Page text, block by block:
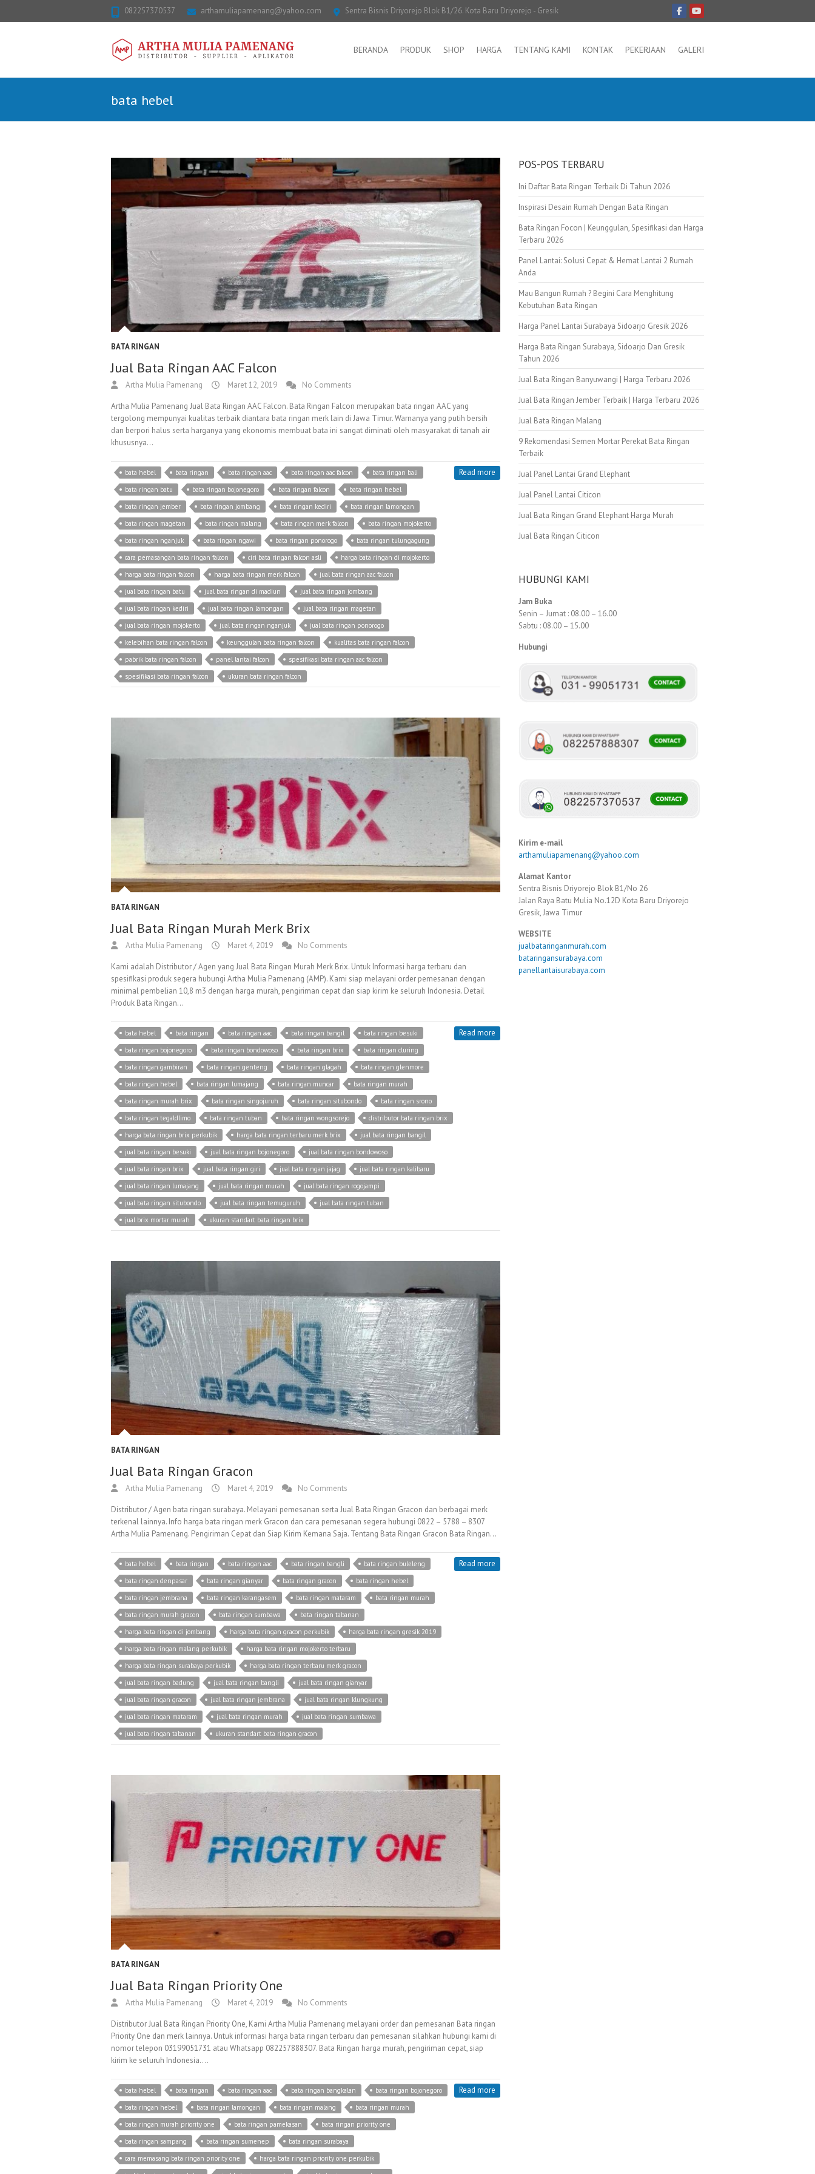
082257370537 arthamuliapamenang@yahoo.com Sentra Bisnis Driyorejo Blok B1/26. Kota Baru Driyorejo - Gresik
BERANDA PRODUK SHOP HARGA TENTANG KAMI KONTAK PEKERJAAN GALERI
bata hebel
BATA RINGAN
Jual Bata Ringan AAC Falcon
Artha Mulia Pamenang Maret 12, 2019 No Comments
Artha Mulia Pamenang Jual Bata Ringan AAC Falcon. Bata Ringan Falcon merupakan bata ringan AAC yang
tergolong mempunyai kualitas terbaik diantara bata ringan merk lain di Jawa Timur. Warnanya yang putih bersih
dan berpori halus serta harganya yang ekonomis membuat bata ini sangat diminati oleh masyarakat di tanah air
khususnya…
bata hebel bata ringan bata ringan aac bata ringan aac falcon
bata ringan bali
bata ringan batu
bata ringan bojonegoro bata ringan falcon
bata ringan hebel
bata ringan jember
bata ringan jombang bata ringan kediri
bata ringan lamongan
bata ringan magetan
bata ringan malang bata ringan merk falcon
bata ringan mojokerto
bata ringan nganjuk
bata ringan ngawi bata ringan ponorogo
bata ringan tulungagung
cara pemasangan bata ringan falcon
ciri bata ringan falcon asli
harga bata ringan di mojokerto
harga bata ringan falcon
harga bata ringan merk falcon
jual bata ringan aac falcon
jual bata ringan batu
jual bata ringan di madiun
jual bata ringan jombang
jual bata ringan kediri
jual bata ringan lamongan
jual bata ringan magetan
jual bata ringan mojokerto
jual bata ringan nganjuk
jual bata ringan ponorogo
kelebihan bata ringan falcon
keunggulan bata ringan falcon
kualitas bata ringan falcon
pabrik bata ringan falcon
panel lantai falcon
spesifikasi bata ringan aac falcon
spesifikasi bata ringan falcon
ukuran bata ringan falcon
Read more
BATA RINGAN
Jual Bata Ringan Murah Merk Brix
Artha Mulia Pamenang Maret 4, 2019 No Comments
Kami adalah Distributor / Agen yang Jual Bata Ringan Murah Merk Brix. Untuk Informasi harga terbaru dan
spesifikasi produk segera hubungi Artha Mulia Pamenang (AMP). Kami siap melayani order pemesanan dengan
minimal pembelian 10,8 m3 dengan harga murah, pengiriman cepat dan siap kirim ke seluruh Indonesia. Detail
Produk Bata Ringan…
bata hebel bata ringan bata ringan aac bata ringan bangil
bata ringan besuki
bata ringan bojonegoro
bata ringan bondowoso bata ringan brix
bata ringan cluring
bata ringan gambiran
bata ringan genteng bata ringan glagah
bata ringan glenmore
bata ringan hebel
bata ringan lumajang bata ringan muncar
bata ringan murah
bata ringan murah brix
bata ringan singojuruh bata ringan situbondo
bata ringan srono
bata ringan tegaldlimo
bata ringan tuban bata ringan wongsorejo
distributor bata ringan brix
harga bata ringan brix perkubik
harga bata ringan terbaru merk brix
jual bata ringan bangil
jual bata ringan besuki
jual bata ringan bojonegoro
jual bata ringan bondowoso
jual bata ringan brix
jual bata ringan giri jual bata ringan jajag
jual bata ringan kalibaru
jual bata ringan lumajang
jual bata ringan murah
jual bata ringan rogojampi
jual bata ringan situbondo
jual bata ringan temuguruh
jual bata ringan tuban
jual brix mortar murah
ukuran standart bata ringan brix
Read more
BATA RINGAN
Jual Bata Ringan Gracon
Artha Mulia Pamenang Maret 4, 2019 No Comments
Distributor / Agen bata ringan surabaya. Melayani pemesanan serta Jual Bata Ringan Gracon dan berbagai merk
terkenal lainnya. Info harga bata ringan merk Gracon dan cara pemesanan segera hubungi 0822 – 5788 – 8307
Artha Mulia Pamenang. Pengiriman Cepat dan Siap Kirim Kemana Saja. Tentang Bata Ringan Gracon Bata Ringan…
bata hebel bata ringan bata ringan aac bata ringan bangli
bata ringan buleleng
bata ringan denpasar
bata ringan gianyar bata ringan gracon
bata ringan hebel
bata ringan jembrana
bata ringan karangasem bata ringan mataram
bata ringan murah
bata ringan murah gracon
bata ringan sumbawa
bata ringan tabanan
harga bata ringan di jombang
harga bata ringan gracon perkubik
harga bata ringan gresik 2019
harga bata ringan malang perkubik
harga bata ringan mojokerto terbaru
harga bata ringan surabaya perkubik
harga bata ringan terbaru merk gracon
jual bata ringan badung
jual bata ringan bangli
jual bata ringan gianyar
jual bata ringan gracon
jual bata ringan jembrana
jual bata ringan klungkung
jual bata ringan mataram
jual bata ringan murah
jual bata ringan sumbawa
jual bata ringan tabanan
ukuran standart bata ringan gracon
Read more
BATA RINGAN
Jual Bata Ringan Priority One
Artha Mulia Pamenang Maret 4, 2019 No Comments
Distributor Jual Bata Ringan Priority One, Kami Artha Mulia Pamenang melayani order dan pemesanan Bata ringan
Priority One dan merk lainnya. Untuk informasi harga bata ringan terbaru dan pemesanan silahkan hubungi kami di
nomor telepon 03199051731 atau Whatsapp 082257888307. Bata Ringan harga murah, pengiriman cepat, siap
kirim ke seluruh Indonesia.…
bata hebel bata ringan bata ringan aac bata ringan bangkalan
bata ringan bojonegoro
bata ringan hebel
bata ringan lamongan bata ringan malang
bata ringan murah
bata ringan murah priority one
bata ringan pamekasan
bata ringan priority one
bata ringan sampang
bata ringan sumenep
bata ringan surabaya
cara memasang bata ringan priority one
harga bata ringan priority one perkubik
Read more
POS-POS TERBARU
Ini Daftar Bata Ringan Terbaik Di Tahun 2026
Inspirasi Desain Rumah Dengan Bata Ringan
Bata Ringan Focon | Keunggulan, Spesifikasi dan Harga
Terbaru 2026
Panel Lantai: Solusi Cepat & Hemat Lantai 2 Rumah
Anda
Mau Bangun Rumah ? Begini Cara Menghitung
Kebutuhan Bata Ringan
Harga Panel Lantai Surabaya Sidoarjo Gresik 2026
Harga Bata Ringan Surabaya, Sidoarjo Dan Gresik
Tahun 2026
Jual Bata Ringan Banyuwangi | Harga Terbaru 2026
Jual Bata Ringan Jember Terbaik | Harga Terbaru 2026
Jual Bata Ringan Malang
9 Rekomendasi Semen Mortar Perekat Bata Ringan
Terbaik
Jual Panel Lantai Grand Elephant
Jual Panel Lantai Citicon
Jual Bata Ringan Grand Elephant Harga Murah
Jual Bata Ringan Citicon
HUBUNGI KAMI
Jam Buka
Senin – Jumat : 08.00 – 16.00
Sabtu : 08.00 – 15.00
Hubungi
Kirim e-mail
arthamuliapamenang@yahoo.com
Alamat Kantor
Sentra Bisnis Driyorejo Blok B1/No 26
Jalan Raya Batu Mulia No.12D Kota Baru Driyorejo
Gresik, Jawa Timur
WEBSITE
jualbataringanmurah.com
bataringansurabaya.com
panellantaisurabaya.com